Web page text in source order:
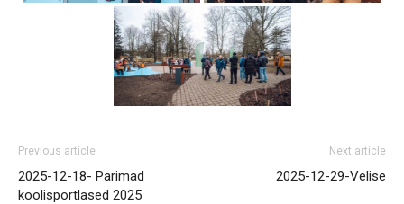
Previous article
2025-12-18- Parimad
koolisportlased 2025
Next article
2025-12-29-Velise